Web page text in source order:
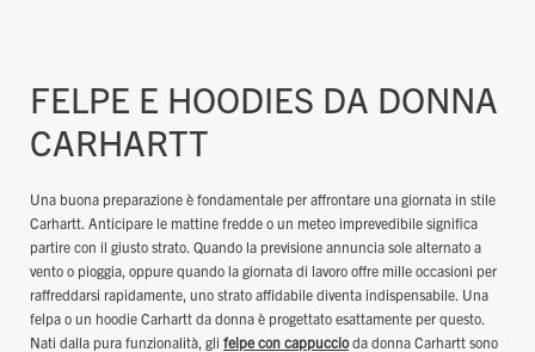
FELPE E HOODIES DA DONNA
CARHARTT
Una buona preparazione è fondamentale per affrontare una giornata in stile
Carhartt. Anticipare le mattine fredde o un meteo imprevedibile significa
partire con il giusto strato. Quando la previsione annuncia sole alternato a
vento o pioggia, oppure quando la giornata di lavoro offre mille occasioni per
raffreddarsi rapidamente, uno strato affidabile diventa indispensabile. Una
felpa o un hoodie Carhartt da donna è progettato esattamente per questo.
Nati dalla pura funzionalità, gli felpe con cappuccioda donna Carhartt sono